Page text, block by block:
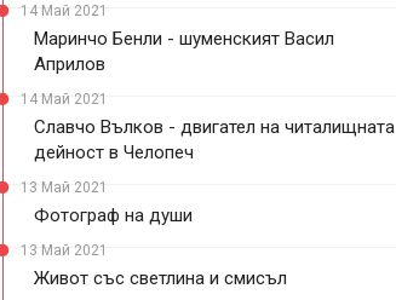
14 Май 2021
Маринчо Бенли - шуменският Васил
Априлов
14 Май 2021
Славчо Вълков - двигател на читалищната
дейност в Челопеч
13 Май 2021
Фотограф на души
13 Май 2021
Живот със светлина и смисъл